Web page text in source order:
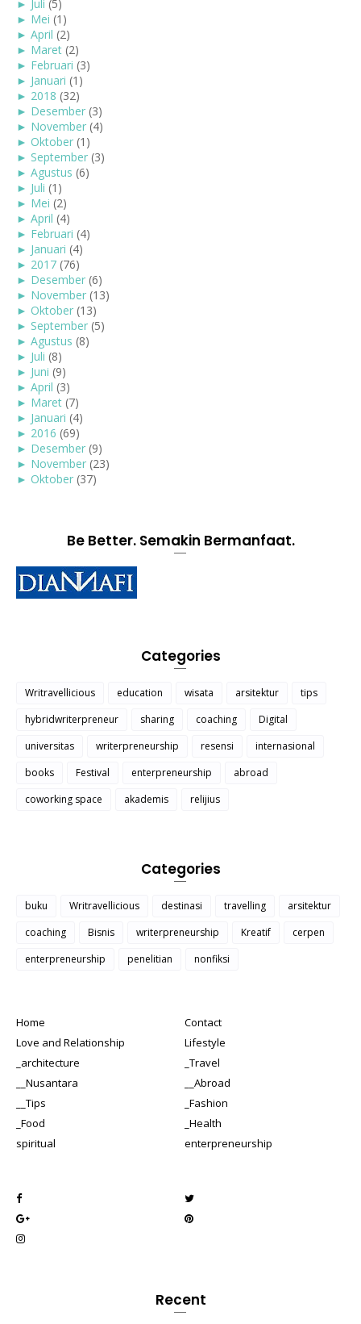
► Juli (5)
► Mei (1)
► April (2)
► Maret (2)
► Februari (3)
► Januari (1)
► 2018 (32)
► Desember (3)
► November (4)
► Oktober (1)
► September (3)
► Agustus (6)
► Juli (1)
► Mei (2)
► April (4)
► Februari (4)
► Januari (4)
► 2017 (76)
► Desember (6)
► November (13)
► Oktober (13)
► September (5)
► Agustus (8)
► Juli (8)
► Juni (9)
► April (3)
► Maret (7)
► Januari (4)
► 2016 (69)
► Desember (9)
► November (23)
► Oktober (37)
Be Better. Semakin Bermanfaat.
Categories
Writravellicious education wisata arsitektur
tips
hybridwriterpreneur
sharing coaching
Digital
universitas
writerpreneurship resensi
internasional
books
Festival enterpreneurship
abroad
coworking space
akademis relijius
Categories
buku Writravellicious destinasi travelling
arsitektur
coaching
Bisnis writerpreneurship Kreatif
cerpen
enterpreneurship
penelitian nonfiksi
Home
Contact
Love and Relationship
Lifestyle
_architecture
_Travel
__Nusantara
__Abroad
__Tips
_Fashion
_Food
_Health
spiritual
enterpreneurship
Recent